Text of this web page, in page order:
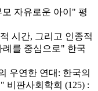
자유로운 아이" 평
시간, 그리고 인종적
례를 중심으로" 한국
우연한 연대: 한국의
비판사회학회 (125) :